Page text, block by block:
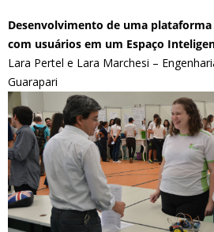
Desenvolvimento de uma
com usuários em um Espaço
Lara Pertel e Lara Marchesi –
Guarapari